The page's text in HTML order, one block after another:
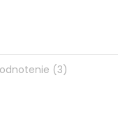
(3)